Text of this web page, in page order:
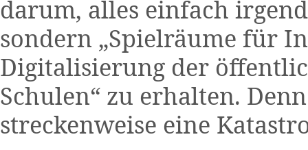
darum, alles einfach
sondern „Spielräume für
Digitalisierung der
Schulen“ zu erhalten.
streckenweise eine